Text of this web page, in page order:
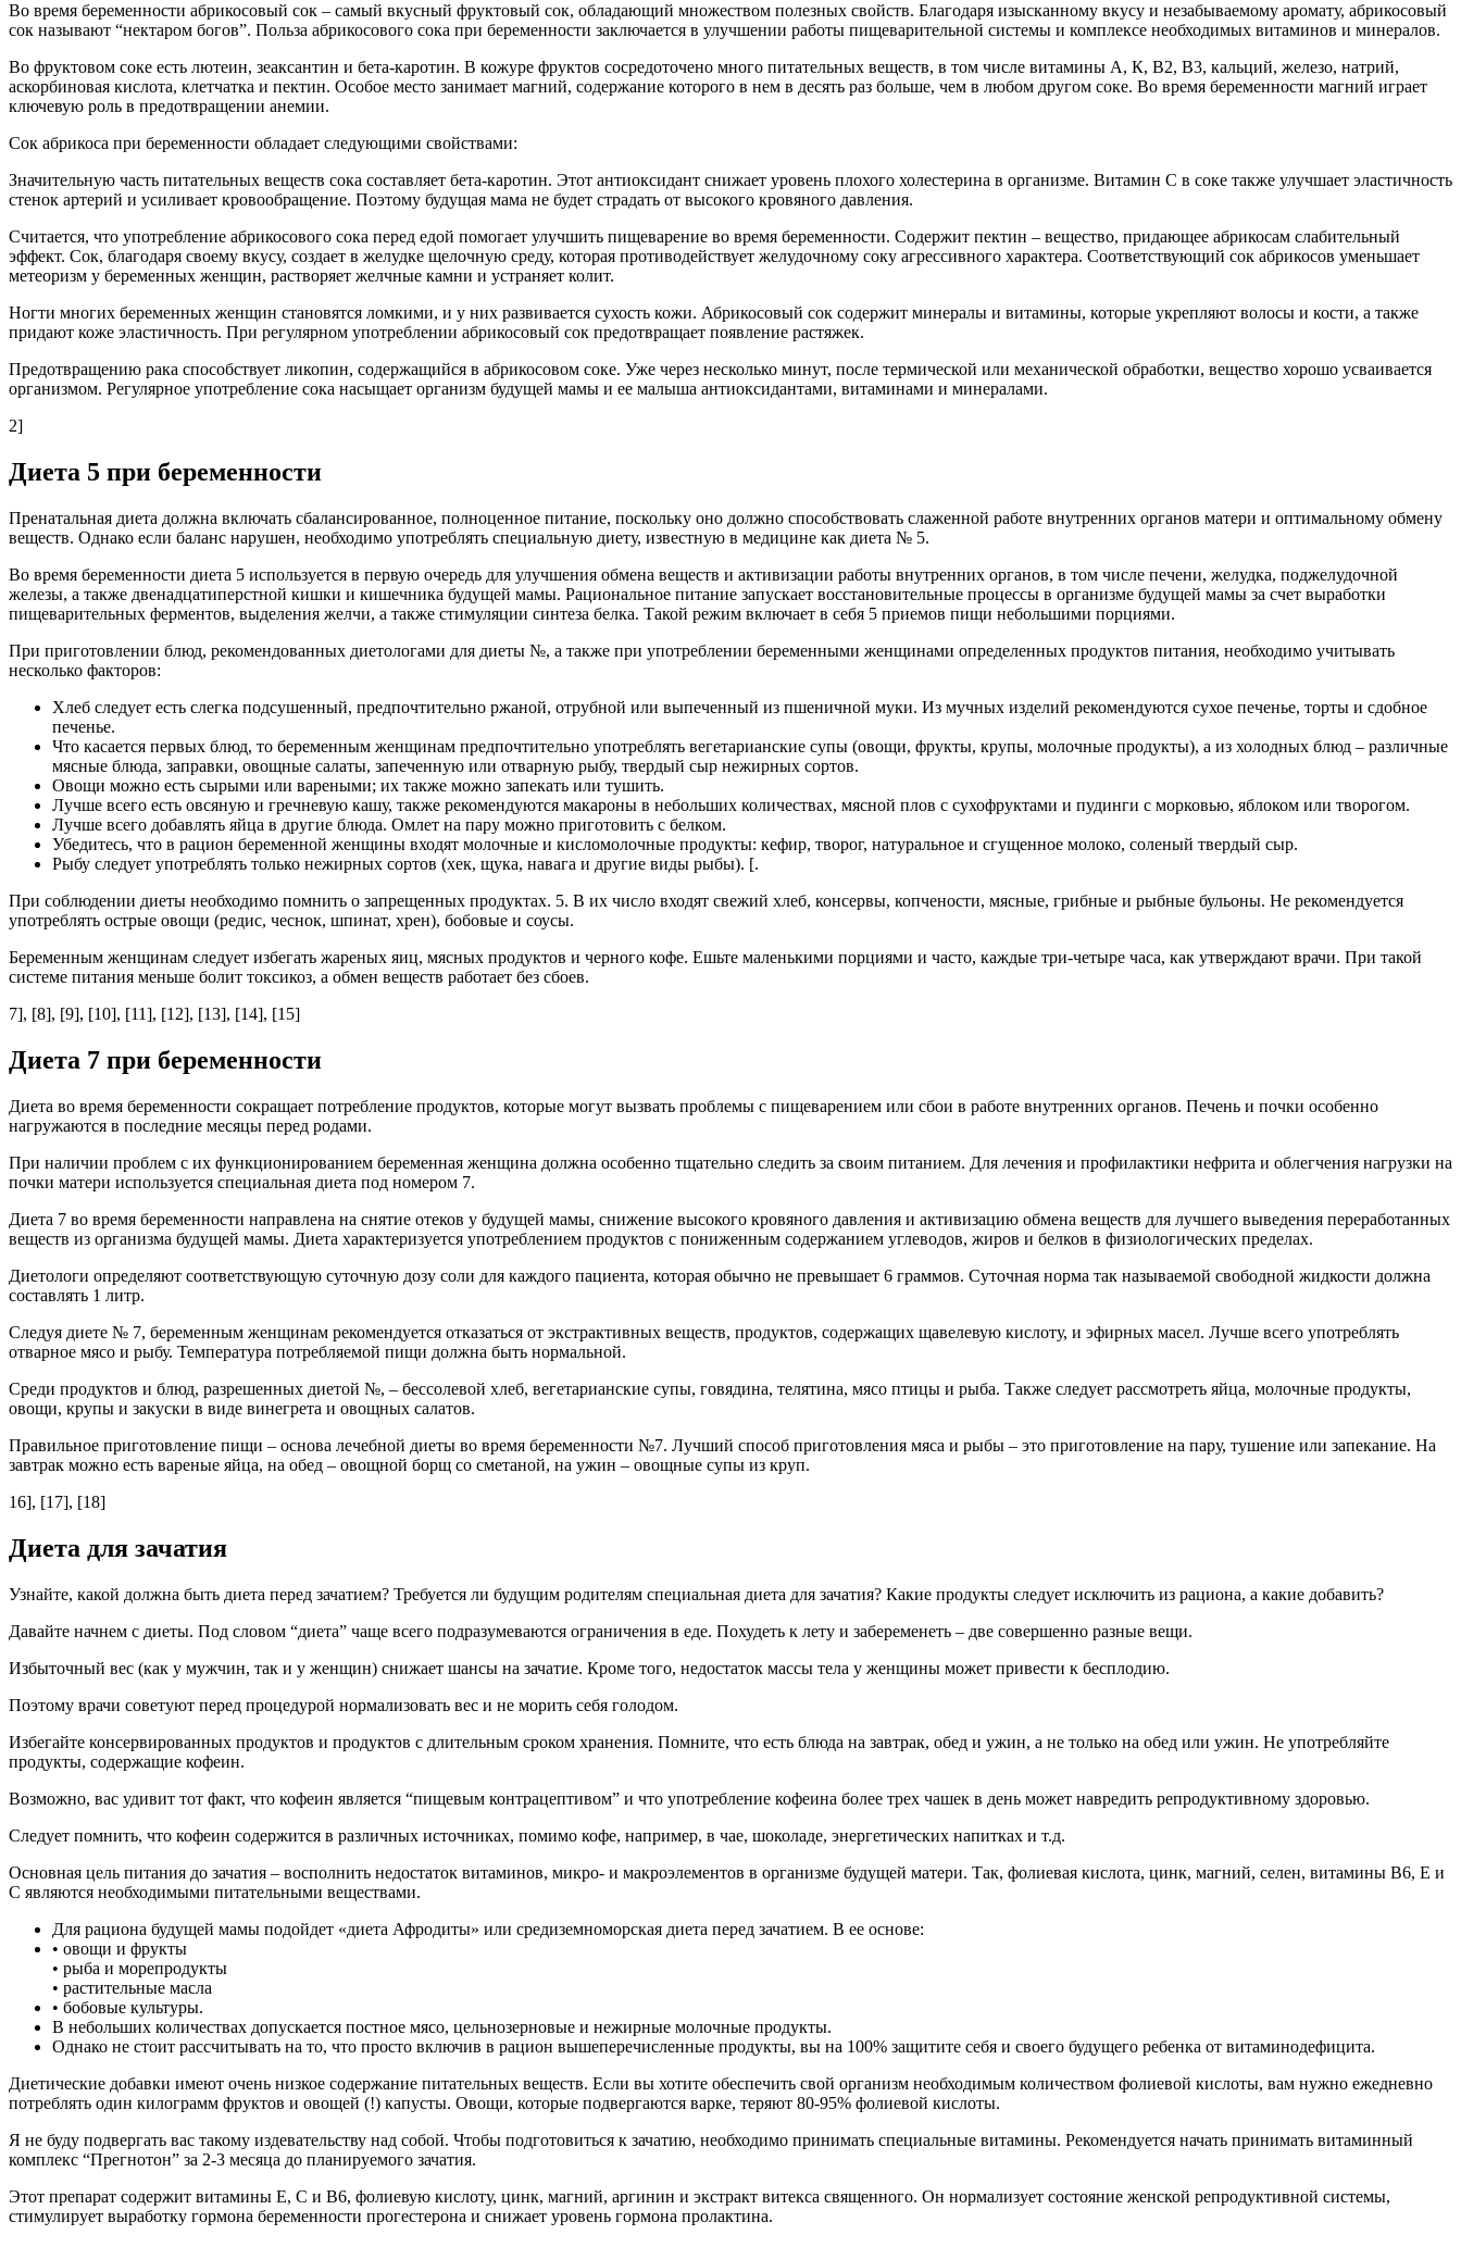
Во время беременности абрикосовый сок – самый вкусный фруктовый сок, обладающий множеством полезных свойств. Благодаря изысканному вкусу и незабываемому аромату, абрикосовый
сок называют “нектаром богов”. Польза абрикосового сока при беременности заключается в улучшении работы пищеварительной системы и комплексе необходимых витаминов и минералов.
Во фруктовом соке есть лютеин, зеаксантин и бета-каротин. В кожуре фруктов сосредоточено много питательных веществ, в том числе витамины А, К, В2, В3, кальций, железо, натрий,
аскорбиновая кислота, клетчатка и пектин. Особое место занимает магний, содержание которого в нем в десять раз больше, чем в любом другом соке. Во время беременности магний играет
ключевую роль в предотвращении анемии.
Сок абрикоса при беременности обладает следующими свойствами:
Значительную часть питательных веществ сока составляет бета-каротин. Этот антиоксидант снижает уровень плохого холестерина в организме. Витамин С в соке также улучшает эластичность
стенок артерий и усиливает кровообращение. Поэтому будущая мама не будет страдать от высокого кровяного давления.
Считается, что употребление абрикосового сока перед едой помогает улучшить пищеварение во время беременности. Содержит пектин – вещество, придающее абрикосам слабительный
эффект. Сок, благодаря своему вкусу, создает в желудке щелочную среду, которая противодействует желудочному соку агрессивного характера. Соответствующий сок абрикосов уменьшает
метеоризм у беременных женщин, растворяет желчные камни и устраняет колит.
Ногти многих беременных женщин становятся ломкими, и у них развивается сухость кожи. Абрикосовый сок содержит минералы и витамины, которые укрепляют волосы и кости, а также
придают коже эластичность. При регулярном употреблении абрикосовый сок предотвращает появление растяжек.
Предотвращению рака способствует ликопин, содержащийся в абрикосовом соке. Уже через несколько минут, после термической или механической обработки, вещество хорошо усваивается
организмом. Регулярное употребление сока насыщает организм будущей мамы и ее малыша антиоксидантами, витаминами и минералами.
2]
Диета 5 при беременности
Пренатальная диета должна включать сбалансированное, полноценное питание, поскольку оно должно способствовать слаженной работе внутренних органов матери и оптимальному обмену
веществ. Однако если баланс нарушен, необходимо употреблять специальную диету, известную в медицине как диета № 5.
Во время беременности диета 5 используется в первую очередь для улучшения обмена веществ и активизации работы внутренних органов, в том числе печени, желудка, поджелудочной
железы, а также двенадцатиперстной кишки и кишечника будущей мамы. Рациональное питание запускает восстановительные процессы в организме будущей мамы за счет выработки
пищеварительных ферментов, выделения желчи, а также стимуляции синтеза белка. Такой режим включает в себя 5 приемов пищи небольшими порциями.
При приготовлении блюд, рекомендованных диетологами для диеты №, а также при употреблении беременными женщинами определенных продуктов питания, необходимо учитывать
несколько факторов:
Хлеб следует есть слегка подсушенный, предпочтительно ржаной, отрубной или выпеченный из пшеничной муки. Из мучных изделий рекомендуются сухое печенье, торты и сдобное
печенье.
Что касается первых блюд, то беременным женщинам предпочтительно употреблять вегетарианские супы (овощи, фрукты, крупы, молочные продукты), а из холодных блюд – различные
мясные блюда, заправки, овощные салаты, запеченную или отварную рыбу, твердый сыр нежирных сортов.
Овощи можно есть сырыми или вареными; их также можно запекать или тушить.
Лучше всего есть овсяную и гречневую кашу, также рекомендуются макароны в небольших количествах, мясной плов с сухофруктами и пудинги с морковью, яблоком или творогом.
Лучше всего добавлять яйца в другие блюда. Омлет на пару можно приготовить с белком.
Убедитесь, что в рацион беременной женщины входят молочные и кисломолочные продукты: кефир, творог, натуральное и сгущенное молоко, соленый твердый сыр.
Рыбу следует употреблять только нежирных сортов (хек, щука, навага и другие виды рыбы). [.
При соблюдении диеты необходимо помнить о запрещенных продуктах. 5. В их число входят свежий хлеб, консервы, копчености, мясные, грибные и рыбные бульоны. Не рекомендуется
употреблять острые овощи (редис, чеснок, шпинат, хрен), бобовые и соусы.
Беременным женщинам следует избегать жареных яиц, мясных продуктов и черного кофе. Ешьте маленькими порциями и часто, каждые три-четыре часа, как утверждают врачи. При такой
системе питания меньше болит токсикоз, а обмен веществ работает без сбоев.
7], [8], [9], [10], [11], [12], [13], [14], [15]
Диета 7 при беременности
Диета во время беременности сокращает потребление продуктов, которые могут вызвать проблемы с пищеварением или сбои в работе внутренних органов. Печень и почки особенно
нагружаются в последние месяцы перед родами.
При наличии проблем с их функционированием беременная женщина должна особенно тщательно следить за своим питанием. Для лечения и профилактики нефрита и облегчения нагрузки на
почки матери используется специальная диета под номером 7.
Диета 7 во время беременности направлена на снятие отеков у будущей мамы, снижение высокого кровяного давления и активизацию обмена веществ для лучшего выведения переработанных
веществ из организма будущей мамы. Диета характеризуется употреблением продуктов с пониженным содержанием углеводов, жиров и белков в физиологических пределах.
Диетологи определяют соответствующую суточную дозу соли для каждого пациента, которая обычно не превышает 6 граммов. Суточная норма так называемой свободной жидкости должна
составлять 1 литр.
Следуя диете № 7, беременным женщинам рекомендуется отказаться от экстрактивных веществ, продуктов, содержащих щавелевую кислоту, и эфирных масел. Лучше всего употреблять
отварное мясо и рыбу. Температура потребляемой пищи должна быть нормальной.
Среди продуктов и блюд, разрешенных диетой №, – бессолевой хлеб, вегетарианские супы, говядина, телятина, мясо птицы и рыба. Также следует рассмотреть яйца, молочные продукты,
овощи, крупы и закуски в виде винегрета и овощных салатов.
Правильное приготовление пищи – основа лечебной диеты во время беременности №7. Лучший способ приготовления мяса и рыбы – это приготовление на пару, тушение или запекание. На
завтрак можно есть вареные яйца, на обед – овощной борщ со сметаной, на ужин – овощные супы из круп.
16], [17], [18]
Диета для зачатия
Узнайте, какой должна быть диета перед зачатием? Требуется ли будущим родителям специальная диета для зачатия? Какие продукты следует исключить из рациона, а какие добавить?
Давайте начнем с диеты. Под словом “диета” чаще всего подразумеваются ограничения в еде. Похудеть к лету и забеременеть – две совершенно разные вещи.
Избыточный вес (как у мужчин, так и у женщин) снижает шансы на зачатие. Кроме того, недостаток массы тела у женщины может привести к бесплодию.
Поэтому врачи советуют перед процедурой нормализовать вес и не морить себя голодом.
Избегайте консервированных продуктов и продуктов с длительным сроком хранения. Помните, что есть блюда на завтрак, обед и ужин, а не только на обед или ужин. Не употребляйте
продукты, содержащие кофеин.
Возможно, вас удивит тот факт, что кофеин является “пищевым контрацептивом” и что употребление кофеина более трех чашек в день может навредить репродуктивному здоровью.
Следует помнить, что кофеин содержится в различных источниках, помимо кофе, например, в чае, шоколаде, энергетических напитках и т.д.
Основная цель питания до зачатия – восполнить недостаток витаминов, микро- и макроэлементов в организме будущей матери. Так, фолиевая кислота, цинк, магний, селен, витамины В6, Е и
С являются необходимыми питательными веществами.
Для рациона будущей мамы подойдет «диета Афродиты» или средиземноморская диета перед зачатием. В ее основе:
• овощи и фрукты
• рыба и морепродукты
• растительные масла
• бобовые культуры.
В небольших количествах допускается постное мясо, цельнозерновые и нежирные молочные продукты.
Однако не стоит рассчитывать на то, что просто включив в рацион вышеперечисленные продукты, вы на 100% защитите себя и своего будущего ребенка от витаминодефицита.
Диетические добавки имеют очень низкое содержание питательных веществ. Если вы хотите обеспечить свой организм необходимым количеством фолиевой кислоты, вам нужно ежедневно
потреблять один килограмм фруктов и овощей (!) капусты. Овощи, которые подвергаются варке, теряют 80-95% фолиевой кислоты.
Я не буду подвергать вас такому издевательству над собой. Чтобы подготовиться к зачатию, необходимо принимать специальные витамины. Рекомендуется начать принимать витаминный
комплекс “Прегнотон” за 2-3 месяца до планируемого зачатия.
Этот препарат содержит витамины Е, С и В6, фолиевую кислоту, цинк, магний, аргинин и экстракт витекса священного. Он нормализует состояние женской репродуктивной системы,
стимулирует выработку гормона беременности прогестерона и снижает уровень гормона пролактина.